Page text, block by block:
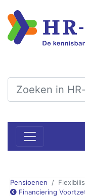
Pensioenen
Financiering